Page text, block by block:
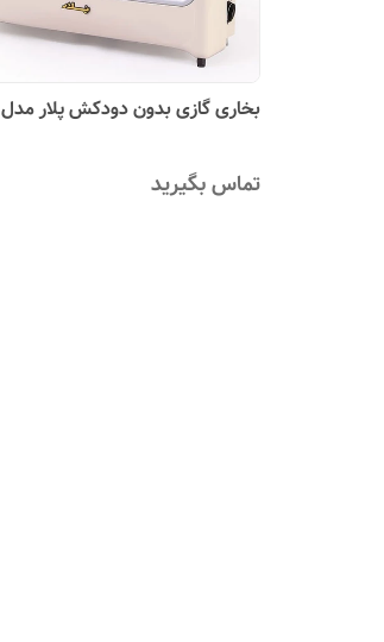
بخاری گازی بدون دودکش پلار مدل 5PN
تماس بگیرید